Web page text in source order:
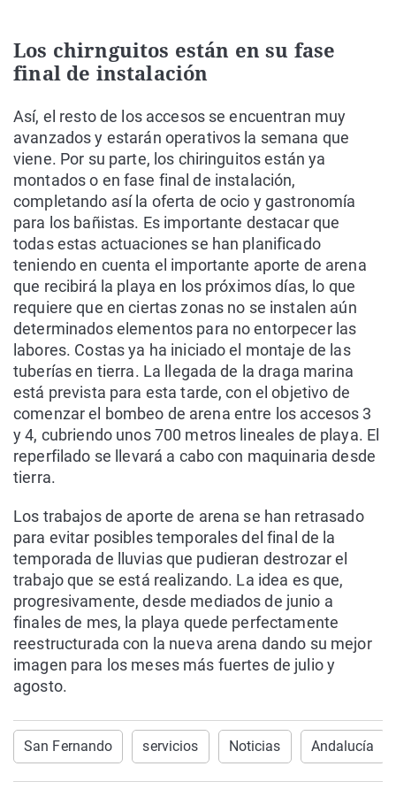
Los chirnguitos están en su fase
final de instalación
Así, el resto de los accesos se encuentran muy
avanzados y estarán operativos la semana que
viene. Por su parte, los chiringuitos están ya
montados o en fase final de instalación,
completando así la oferta de ocio y gastronomía
para los bañistas. Es importante destacar que
todas estas actuaciones se han planificado
teniendo en cuenta el importante aporte de arena
que recibirá la playa en los próximos días, lo que
requiere que en ciertas zonas no se instalen aún
determinados elementos para no entorpecer las
labores. Costas ya ha iniciado el montaje de las
tuberías en tierra. La llegada de la draga marina
está prevista para esta tarde, con el objetivo de
comenzar el bombeo de arena entre los accesos 3
y 4, cubriendo unos 700 metros lineales de playa. El
reperfilado se llevará a cabo con maquinaria desde
tierra.
Los trabajos de aporte de arena se han retrasado
para evitar posibles temporales del final de la
temporada de lluvias que pudieran destrozar el
trabajo que se está realizando. La idea es que,
progresivamente, desde mediados de junio a
finales de mes, la playa quede perfectamente
reestructurada con la nueva arena dando su mejor
imagen para los meses más fuertes de julio y
agosto.
San Fernando servicios Noticias Andalucía